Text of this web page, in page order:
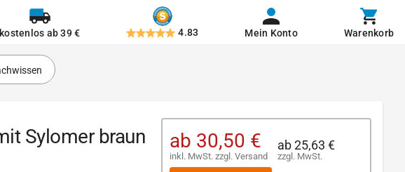
kostenlos ab 39 € 4.83 Mein Konto Warenkorb
Sylomer braun
ab 30,50 €
inkl. MwSt. zzgl. Versand
ab25,63 €
zzgl. MwSt.